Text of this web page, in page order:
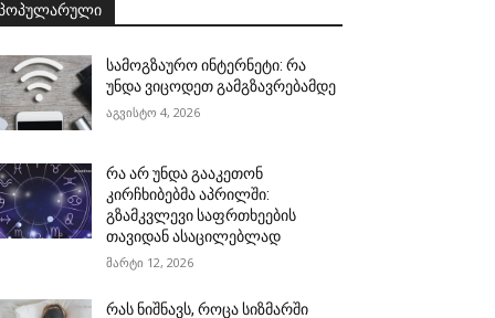
სამოგზაურო ინტერნეტი: რა
უნდა ვიცოდეთ გამგზავრებამდე
აგვისტო 4, 2026
რა არ უნდა გააკეთონ
კირჩხიბებმა აპრილში:
გზამკვლევი საფრთხეების
თავიდან ასაცილებლად
მარტი 12, 2026
რას ნიშნავს, როცა სიზმარში